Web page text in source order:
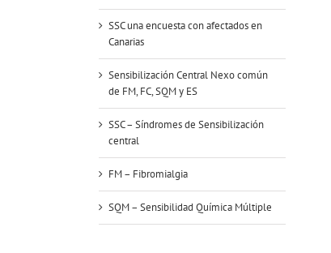
SSC una encuesta con afectados en
Canarias
Sensibilización Central Nexo común
de FM, FC, SQM y ES
SSC – Síndromes de Sensibilización
central
FM – Fibromialgia
SQM – Sensibilidad Química Múltiple